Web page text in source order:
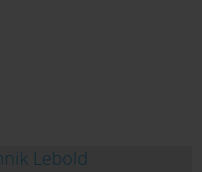
Lebold